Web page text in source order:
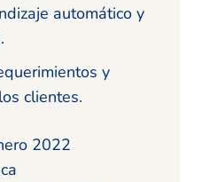
automático y
y
clientes.
2022